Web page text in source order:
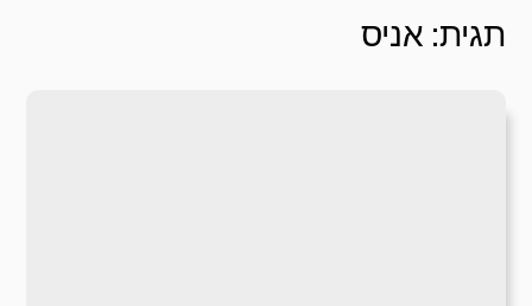
תגית: אניס